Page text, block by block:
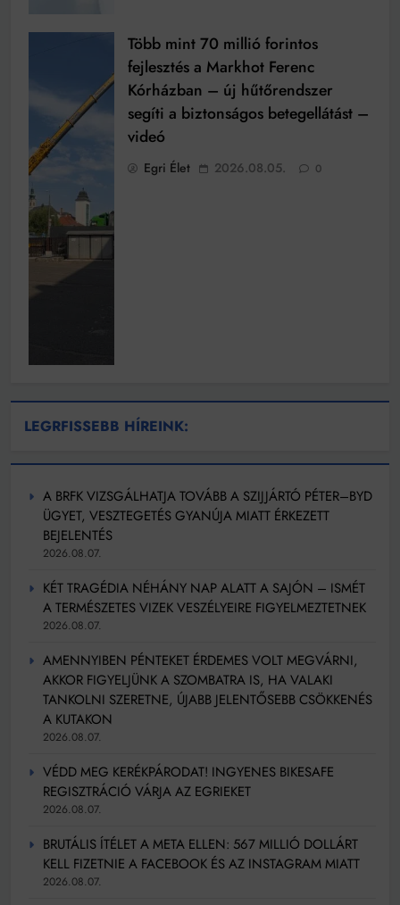
Több mint 70 millió forintos
fejlesztés a Markhot Ferenc
Kórházban – új hűtőrendszer
segíti a biztonságos betegellátást –
videó
Egri Élet 2026.08.05. 0
LEGRFISSEBB HÍREINK:
A BRFK VIZSGÁLHATJA TOVÁBB A SZIJJÁRTÓ PÉTER–BYD
ÜGYET, VESZTEGETÉS GYANÚJA MIATT ÉRKEZETT
BEJELENTÉS
2026.08.07.
KÉT TRAGÉDIA NÉHÁNY NAP ALATT A SAJÓN – ISMÉT
A TERMÉSZETES VIZEK VESZÉLYEIRE FIGYELMEZTETNEK
2026.08.07.
AMENNYIBEN PÉNTEKET ÉRDEMES VOLT MEGVÁRNI,
AKKOR FIGYELJÜNK A SZOMBATRA IS, HA VALAKI
TANKOLNI SZERETNE, ÚJABB JELENTŐSEBB CSÖKKENÉS
A KUTAKON
2026.08.07.
VÉDD MEG KERÉKPÁRODAT! INGYENES BIKESAFE
REGISZTRÁCIÓ VÁRJA AZ EGRIEKET
2026.08.07.
BRUTÁLIS ÍTÉLET A META ELLEN: 567 MILLIÓ DOLLÁRT
KELL FIZETNIE A FACEBOOK ÉS AZ INSTAGRAM MIATT
2026.08.07.